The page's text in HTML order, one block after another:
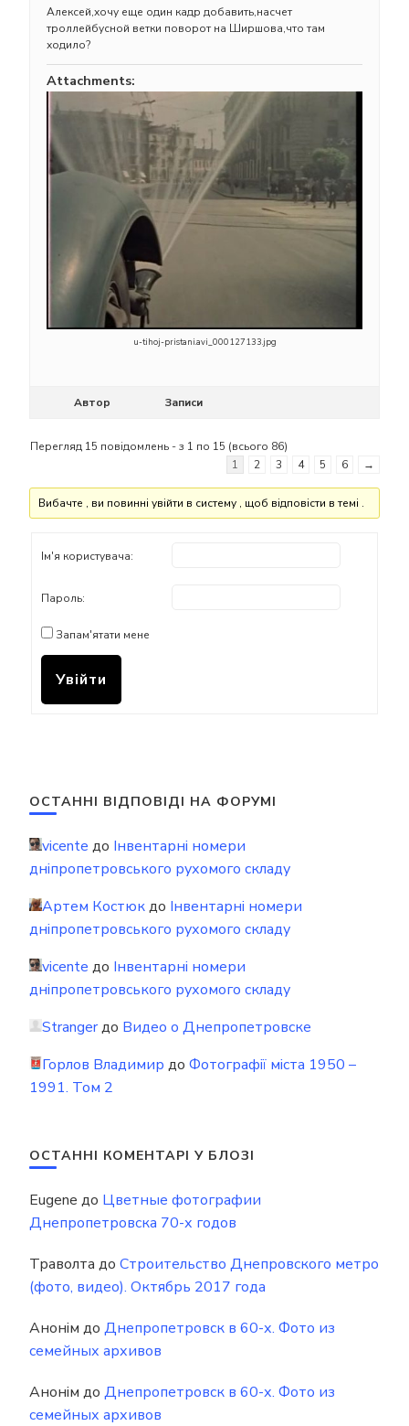
Алексей,хочу еще один кадр добавить,насчет
троллейбусной ветки поворот на Ширшова,что там
ходило?
Attachments:
u-tihoj-pristani.avi_000127133.jpg
Автор Записи
Перегляд 15 повідомлень - з 1 по 15 (всього 86)
1
2 3 4 5 6 →
Вибачте , ви повинні увійти в систему , щоб відповісти в темі .
Ім'я користувача:
Пароль:
Запам'ятати мене
Увійти
ОСТАННІ ВІДПОВІДІ НА ФОРУМІ
vicente до Інвентарні номери
дніпропетровського рухомого складу
Артем Костюкдо Інвентарні номери
дніпропетровського рухомого складу
vicente до Інвентарні номери
дніпропетровського рухомого складу
Strangerдо Видео о Днепропетровске
Горлов Владимир до Фотографії міста 1950 –
1991. Том 2
ОСТАННІ КОМЕНТАРІ У БЛОЗІ
Eugene до Цветные фотографии
Днепропетровска 70-х годов
Траволта до Строительство Днепровского метро
(фото, видео). Октябрь 2017 года
Анонім до Днепропетровск в 60-х. Фото из
семейных архивов
Анонім до Днепропетровск в 60-х. Фото из
семейных архивов